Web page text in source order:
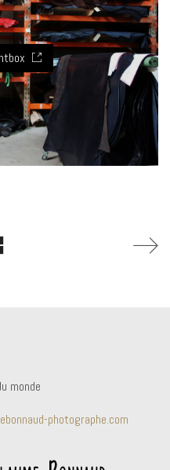
monde
photographe.com